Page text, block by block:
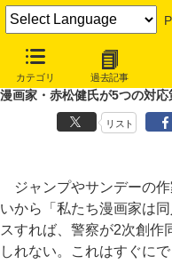
カテゴリ 過去記事
TPPで著作権侵害が非親告罪
とは
漫画家・赤松健氏が5つの対応
リスト
ジャンプやサンデーの
いから「私たち漫画家は
スすれば、警察が2次創作
しれない。これはすぐに